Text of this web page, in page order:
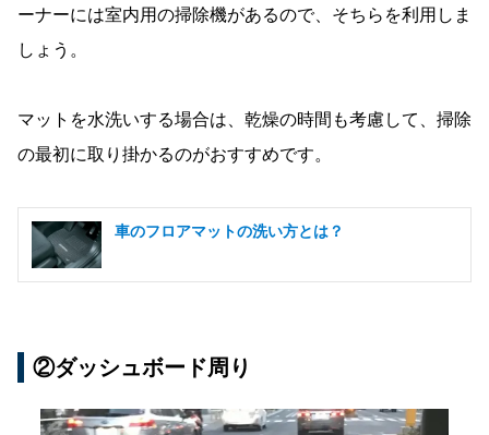
ーナーには室内用の掃除機があるので、そちらを利用しま
しょう。
マットを水洗いする場合は、乾燥の時間も考慮して、掃除
の最初に取り掛かるのがおすすめです。
車のフロアマットの洗い方とは？
②ダッシュボード周り